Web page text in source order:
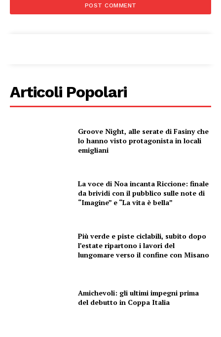
Articoli Popolari
Groove Night, alle serate di Fasiny che
lo hanno visto protagonista in locali
emigliani
La voce di Noa incanta Riccione: finale
da brividi con il pubblico sulle note di
“Imagine” e “La vita è bella”
Più verde e piste ciclabili, subito dopo
l’estate ripartono i lavori del
lungomare verso il confine con Misano
Amichevoli: gli ultimi impegni prima
del debutto in Coppa Italia